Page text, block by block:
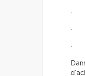
·
·
·